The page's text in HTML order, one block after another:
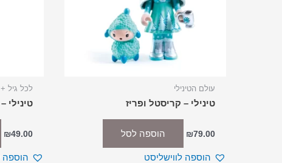
עולם הטינילי
טינילי – קריסטל ופריז
₪79.00 הוספה לסל
הוספה לווישליסט
לכל גיל
₪49.00
הוספה